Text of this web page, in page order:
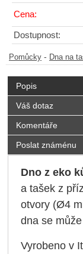
Cena:
Dostupnost:
Pomůcky - Dna na
Popis
Váš dotaz
Komentáře
Poslat známénu
Dno z eko
a tašek z
otvory (Ø4
dna se
Vyrobeno v